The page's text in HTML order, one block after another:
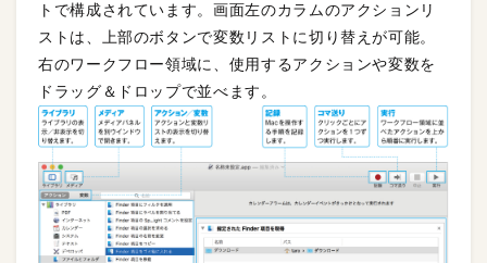
トで構成されています。画面左のカラムのアクションリ
ストは、上部のボタンで変数リストに切り替えが可能。
右のワークフロー領域に、使用するアクションや変数を
ドラッグ＆ドロップで並べます。